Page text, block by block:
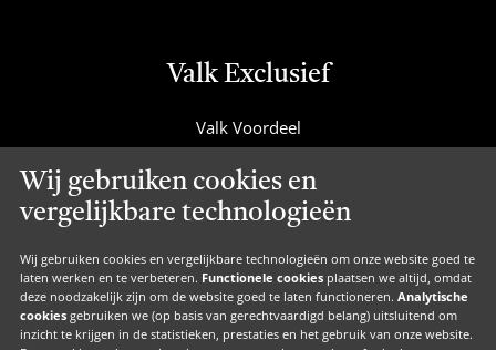
Wij gebruiken cookies en
vergelijkbare technologieën
Wij gebruiken cookies en vergelijkbare technologieën om onze website goed te
laten werken en te verbeteren. Functionele cookies plaatsen we altijd, omdat
deze noodzakelijk zijn om de website goed te laten functioneren. Analytische
cookies gebruiken we (op basis van gerechtvaardigd belang) uitsluitend om
inzicht te krijgen in de statistieken, prestaties en het gebruik van onze website.
Valk Exclusief
Valk Voordeel
Valk Suites
Valk Jobs
Valk Exclusief Membership
Valk Voor Thuis
Valk Exclusief Zakelijk